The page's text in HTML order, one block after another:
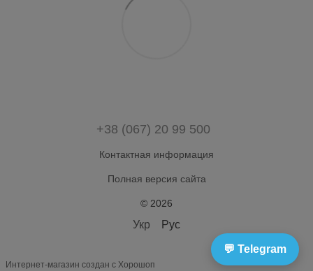
+38 (067) 20 99 500
Контактная информация
Полная версия сайта
© 2026
Укр Рус
Интернет-магазин создан с Хорошоп
💬 Telegram